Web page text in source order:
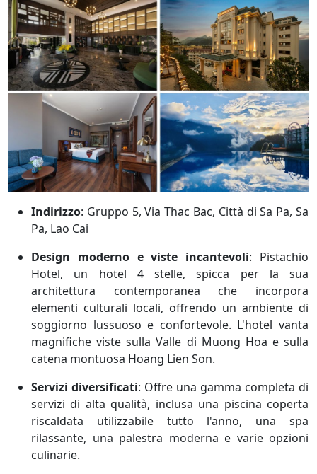
Indirizzo: Gruppo 5, Via Thac Bac, Città di Sa Pa, Sa
Pa, Lao Cai
Design moderno e viste incantevoli: Pistachio
Hotel, un hotel 4 stelle, spicca per la sua
architettura contemporanea che incorpora
elementi culturali locali, offrendo un ambiente di
soggiorno lussuoso e confortevole. L'hotel vanta
magnifiche viste sulla Valle di Muong Hoa e sulla
catena montuosa Hoang Lien Son.
Servizi diversificati: Offre una gamma completa di
servizi di alta qualità, inclusa una piscina coperta
riscaldata utilizzabile tutto l'anno, una spa
rilassante, una palestra moderna e varie opzioni
culinarie.